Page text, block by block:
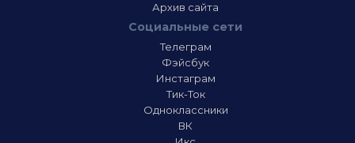
Архив сайта
Социальные сети
Телеграм
Фэйсбук
Инстаграм
Тик-Ток
Одноклассники
ВК